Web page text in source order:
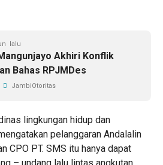
lalu
Akhiri Konflik
Bahas RPJMDes
JambiOtoritas
lingkungan hidup dan
pelanggaran Andalalin
CPO PT. SMS itu hanya dapat